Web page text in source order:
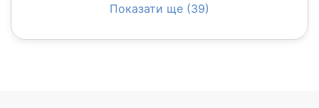
Показати ще (39)